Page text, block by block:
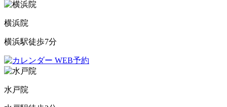
横浜院
横浜駅徒歩7分
WEB予約
水戸院